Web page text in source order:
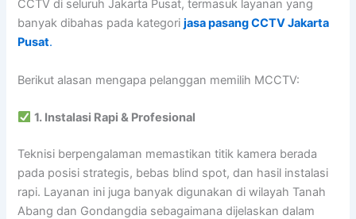
CCTV di seluruh Jakarta Pusat, termasuk layanan yang
banyak dibahas pada kategorijasa pasang CCTV Jakarta
Pusat.
Berikut alasan mengapa pelanggan memilih MCCTV:
1. Instalasi Rapi & Profesional
Teknisi berpengalaman memastikan titik kamera berada
pada posisi strategis, bebas blind spot, dan hasil instalasi
rapi. Layanan ini juga banyak digunakan di wilayah Tanah
Abang dan Gondangdia sebagaimana dijelaskan dalam